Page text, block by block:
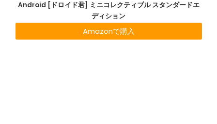
Android [ドロイド君] ミニコレクティブル スタンダードエ
ディション
Amazonで購入